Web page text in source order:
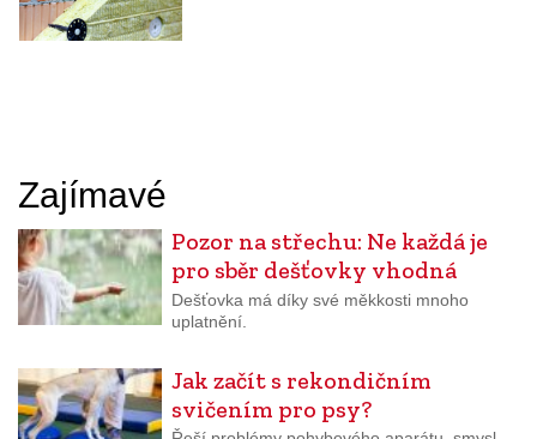
Zajímavé
Pozor na střechu: Ne každá je
pro sběr dešťovky vhodná
Dešťovka má díky své měkkosti mnoho
uplatnění.
Jak začít s rekondičním
svičením pro psy?